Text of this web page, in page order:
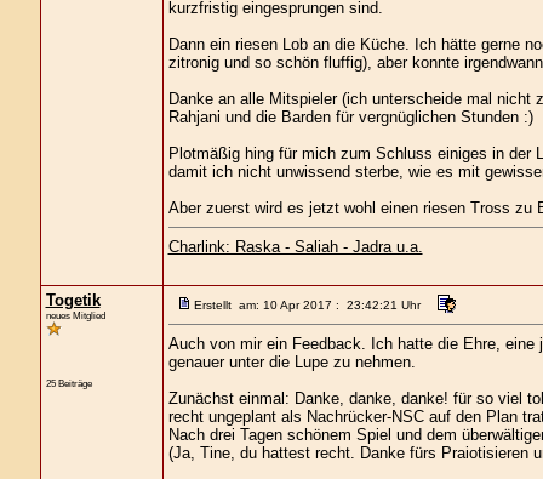
kurzfristig eingesprungen sind.
Dann ein riesen Lob an die Küche. Ich hätte gerne
zitronig und so schön fluffig), aber konnte
Danke an alle Mitspieler (ich unterscheide mal
Rahjani und die Barden für vergnüglichen Stunden :)
Plotmäßig hing für mich zum Schluss einiges in der
damit ich nicht unwissend sterbe, wie es mit
Aber zuerst wird es jetzt wohl einen riesen Tross zu
Charlink: Raska - Saliah - Jadra u.a.
Togetik
neues Mitglied
25 Beiträge
Erstellt am: 10 Apr 2017 : 23:42:21 Uhr
Auch von mir ein Feedback. Ich hatte die Ehre, eine
genauer unter die Lupe zu nehmen.
Zunächst einmal: Danke, danke, danke! für so viel
recht ungeplant als Nachrücker-NSC auf den Plan
Nach drei Tagen schönem Spiel und dem
(Ja, Tine, du hattest recht. Danke fürs Praiotisieren